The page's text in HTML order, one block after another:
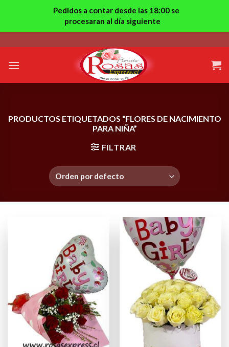
to
content
PRODUCTOS ETIQUETADOS “FLORES DE NACIMIENTO
PARA NIÑA”
FILTRAR
Pedidos a contar desde las 18:00 se
procesaran al día siguiente